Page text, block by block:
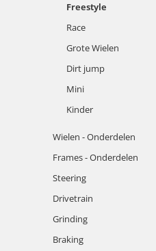
Freestyle
Race
Grote Wielen
Dirt jump
Mini
Kinder
Wielen - Onderdelen
Frames - Onderdelen
Steering
Drivetrain
Grinding
Braking